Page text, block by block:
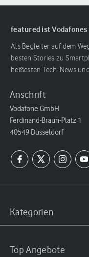
featured ist
Als Begleiter auf dem
besten Stories zu
heißesten Tech-News
Anschrift
Vodafone GmbH
Ferdinand-Braun-Platz 1
40549 Düsseldorf
Kategorien
Top Angebote